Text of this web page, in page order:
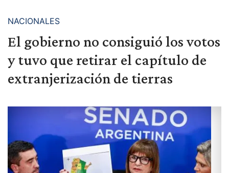
NACIONALES
El gobierno no consiguió los votos
y tuvo que retirar el capítulo de
extranjerización de tierras